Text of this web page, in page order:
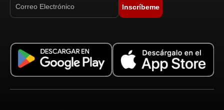
Inscríbeme